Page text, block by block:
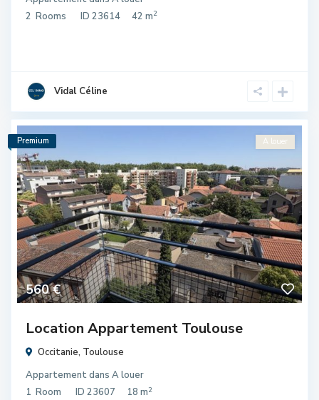
2 Rooms ID 23614 42 m2
Vidal Céline
560 €
A louer
Premium
Location Appartement Toulouse
Occitanie, Toulouse
Appartementdans A louer
1 Room ID 23607 18 m2